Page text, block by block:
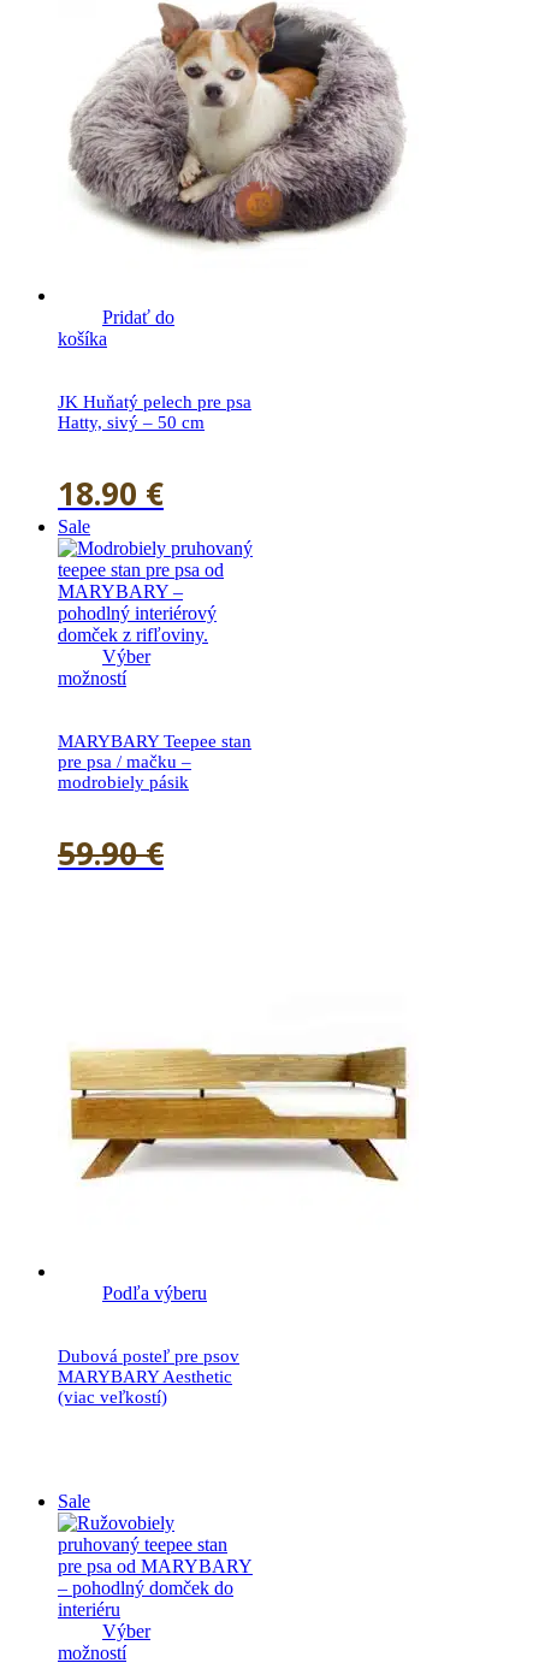
Pridať do
košíka
JK Huňatý pelech pre psa
Hatty, sivý – 50 cm
18.90 €
Sale
Výber
možností
MARYBARY Teepee stan
pre psa / mačku –
modrobiely pásik
59.90€
Podľa výberu
Dubová posteľ pre psov
MARYBARY Aesthetic
(viac veľkostí)
Sale
Výber
možností